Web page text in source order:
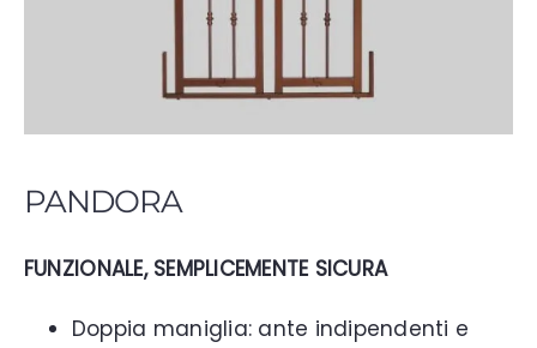
PANDORA
FUNZIONALE, SEMPLICEMENTE SICURA
Doppia maniglia: ante indipendenti e